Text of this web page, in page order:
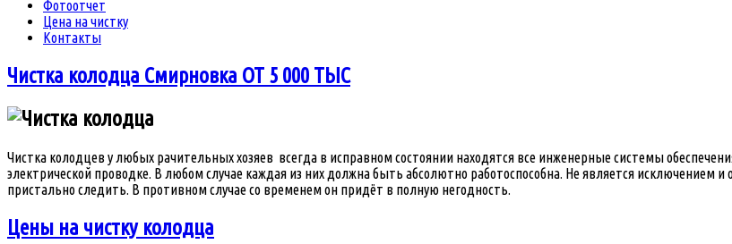
Фотоотчет
Цена на чистку
Контакты
Чистка колодца Смирновка ОТ 5 000 ТЫС
Чистка колодцев у любых рачительных хозяев всегда в исправном состоянии находятся все инженерные системы
электрической проводке. В любом случае каждая из них должна быть абсолютно работоспособна. Не является исключением
пристально следить. В противном случае со временем он придёт в полную негодность.
Цены на чистку колодца